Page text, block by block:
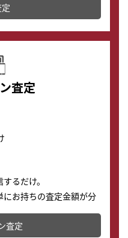
に出すことが可能で
査定
るだけ。
お持ちの査定金額が分
査定